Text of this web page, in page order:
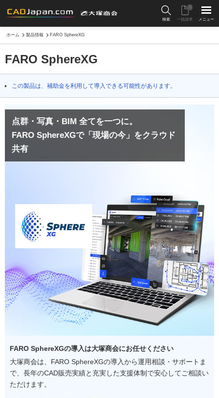
検索 一括請求
0
メニュー
ホーム 製品情報 FARO SphereXG
FARO SphereXG
この製品は、補助金を利用して導入できる可能性があります。
点群・写真・BIM 全てを一つに。
FARO SphereXGで「現場の今」をクラウド
共有
FARO SphereXGの導入は大塚商会にお任せください
大塚商会は、FARO SphereXGの導入から運用相談・サポートま
で、長年のCAD販売実績と充実した支援体制で安心してご相談い
ただけます。